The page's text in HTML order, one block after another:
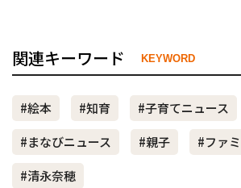
関連キーワード KEYWORD
#絵本 #知育
#子育てニュース
#まなびニュース
#親子 #ファ
#清永奈穂